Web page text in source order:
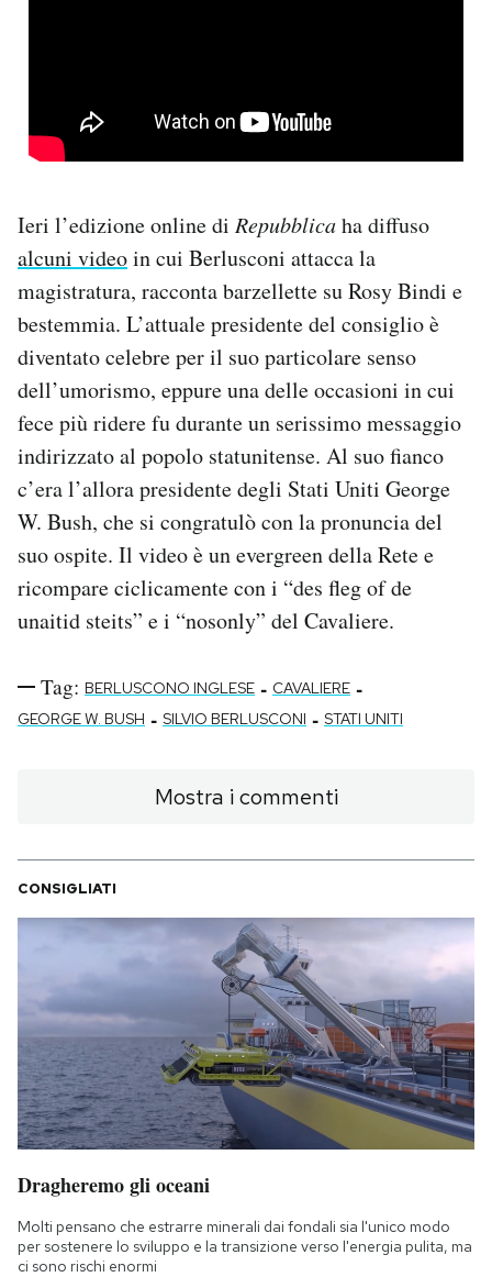
NEWSLETTER
SHOP
CALENDARIO
AREA PERSONALE
Area Personale
Newsletter
Regala il Post
Hai bisogno di aiuto?
Esci
Ieri l’edizione online di Repubblicaha diffuso
alcuni videoin cui Berlusconi attacca la
magistratura, racconta barzellette su Rosy Bindi e
bestemmia. L’attuale presidente del consiglio è
diventato celebre per il suo particolare senso
dell’umorismo, eppure una delle occasioni in cui
fece più ridere fu durante un serissimo messaggio
indirizzato al popolo statunitense. Al suo fianco
c’era l’allora presidente degli Stati Uniti George
W. Bush, che si congratulò con la pronuncia del
suo ospite. Il video è un evergreen della Rete e
ricompare ciclicamente con i “des fleg of de
unaitid steits” e i “nosonly” del Cavaliere.
Tag: BERLUSCONO INGLESE - CAVALIERE -
GEORGE W. BUSH - SILVIO BERLUSCONI - STATI UNITI
Mostra i commenti
CONSIGLIATI
Dragheremo gli oceani
Molti pensano che estrarre minerali dai fondali sia l'unico modo
per sostenere lo sviluppo e la transizione verso l'energia pulita, ma
ci sono rischi enormi